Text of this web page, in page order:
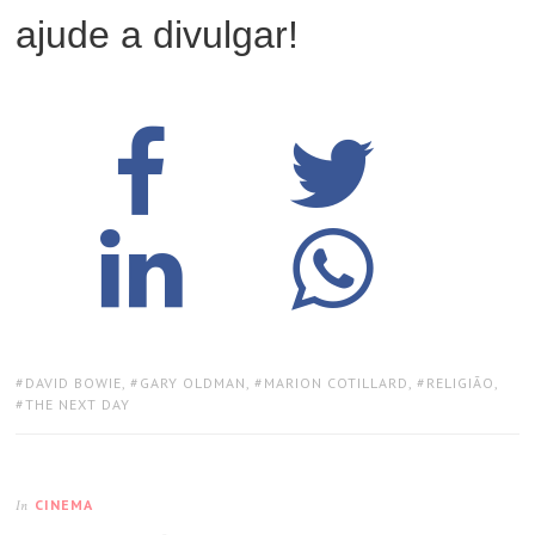
ajude a divulgar!
TAGS:
DAVID BOWIE , GARY OLDMAN , MARION COTILLARD , RELIGIÃO
THE NEXT DAY
In CINEMA